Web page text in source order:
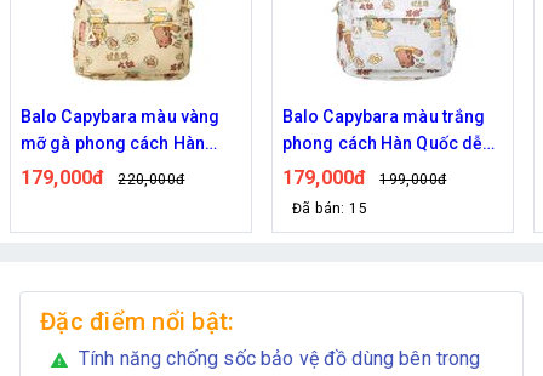
Balo Capybara màu vàng
mỡ gà phong cách Hàn
Quốc dễ thương, kháng
179,000đ 220,000đ
Balo Capybara màu trắng
phong cách Hàn Quốc dễ
thương, kháng nước form
179,000đ
199,000đ
Đã bán: 15
Đặc điểm nổi bật:
warning Tính năng chống sốc bảo vệ đồ dùng bên trong